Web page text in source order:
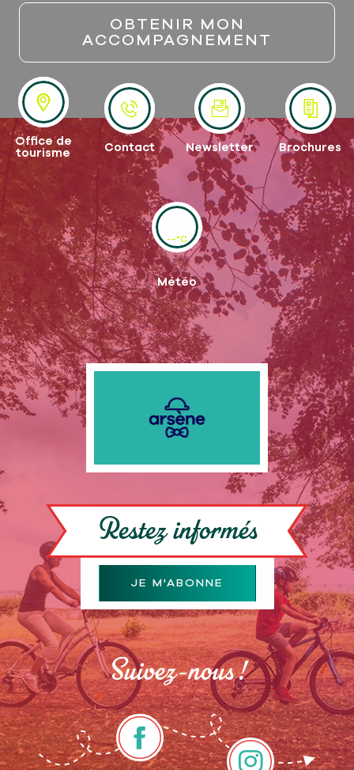
OBTENIR MON
ACCOMPAGNEMENT
Office de
tourisme
Contact Newsletter Brochures
--°C
Météo
Restez informés
JE M'ABONNE
Suivez-nous !